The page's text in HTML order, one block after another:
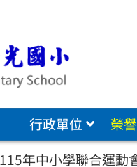
行政單位 榮
年中小學聯合運動